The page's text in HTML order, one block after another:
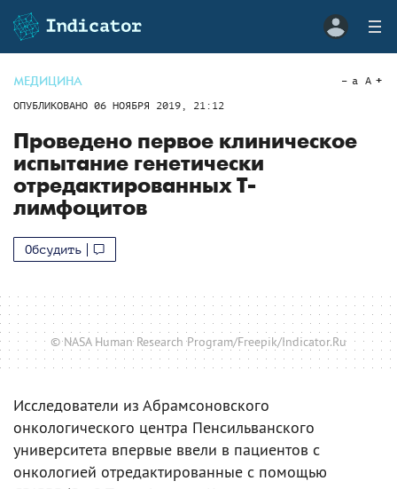
МЕДИЦИНА
ОПУБЛИКОВАНО 06 НОЯБРЯ 2019, 21:12
a A
Проведено первое клиническое
испытание генетически
отредактированных T-
лимфоцитов
Обсудить
© NASA Human Research Program/Freepik/Indicator.Ru
Исследователи из Абрамсоновского
онкологического центра Пенсильванского
университета впервые ввели в пациентов с
онкологией отредактированные с помощью